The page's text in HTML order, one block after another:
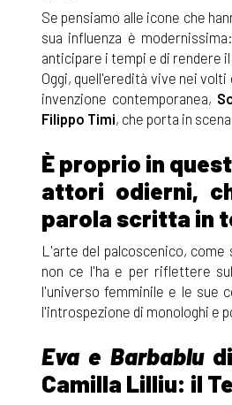
Se pensiamo alle icone che
sua influenza è
anticipare i tempi e di rendere
Oggi, quell'eredità vive nei
invenzione contemporanea,
Filippo Timi, che porta in
È proprio in
attori odierni,
parola scritta in
L'arte del palcoscenico, come
non ce l'ha e per riflettere
l'universo femminile e le sue
l'introspezione di monologhi e
Eva e Barbabludi
Camilla Lilliu: il